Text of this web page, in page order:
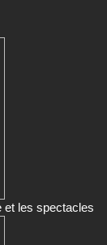
et les spectacles